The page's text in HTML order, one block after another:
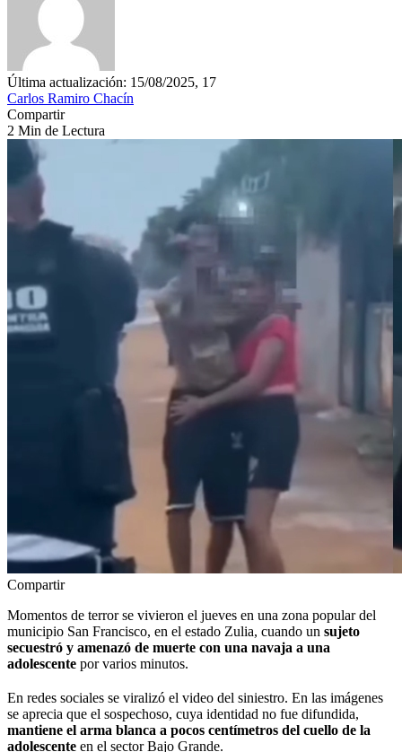
Última actualización: 15/08/2025, 17
Carlos Ramiro Chacín
Compartir
2 Min de Lectura
Compartir
Momentos de terror se vivieron el jueves en una zona popular del
municipio San Francisco, en el estado Zulia, cuando un sujeto
secuestró y amenazó de muerte con una navaja a una
adolescente por varios minutos.
En redes sociales se viralizó el video del siniestro. En las imágenes
se aprecia que el sospechoso, cuya identidad no fue difundida,
mantiene el arma blanca a pocos centímetros del cuello de la
adolescente en el sector Bajo Grande.